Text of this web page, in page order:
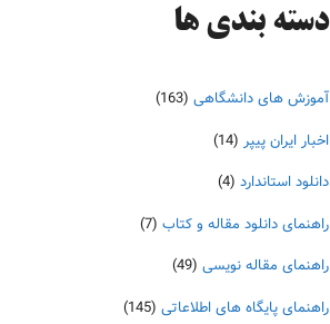
دسته‌ بندی ها
آموزش های دانشگاهی (163)
اخبار ایران پیپر (14)
دانلود استاندارد (4)
راهنمای دانلود مقاله و کتاب (7)
راهنمای مقاله نویسی (49)
راهنمای پایگاه های اطلاعاتی (145)